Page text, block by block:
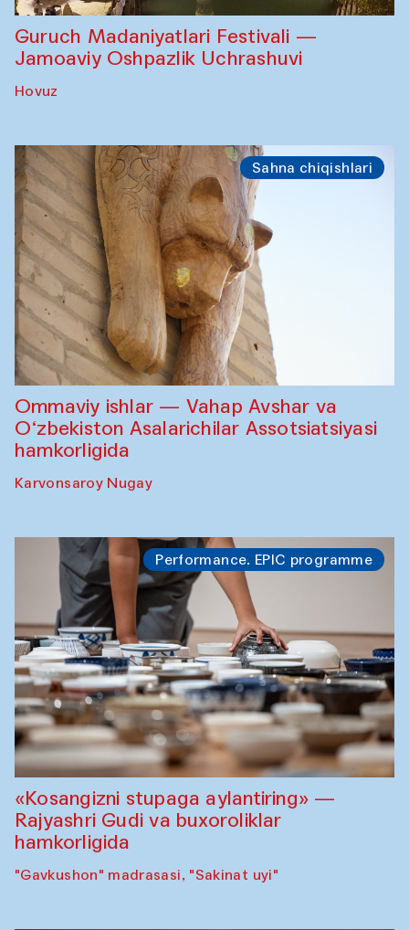
Guruch Madaniyatlari Festivali —
Jamoaviy Oshpazlik Uchrashuvi
Hovuz
Sahna chiqishlari
Ommaviy ishlar — Vahap Avshar va
O‘zbekiston Asalarichilar Assotsiatsiyasi
hamkorligida
Karvonsaroy Nugay
Performance. EPIC programme
«Kosangizni stupaga aylantiring» —
Rajyashri Gudi va buxoroliklar
hamkorligida
"Gavkushon" madrasasi, "Sakinat uyi"